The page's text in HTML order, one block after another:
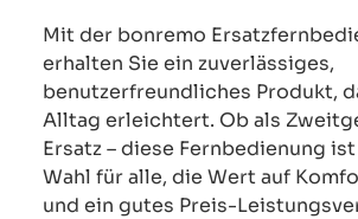
Mit der bonremo
erhalten Sie ein zuverlässiges,
benutzerfreundliches Produkt,
Alltag erleichtert. Ob als
Ersatz – diese Fernbedienung
Wahl für alle, die Wert auf
und ein gutes Preis-